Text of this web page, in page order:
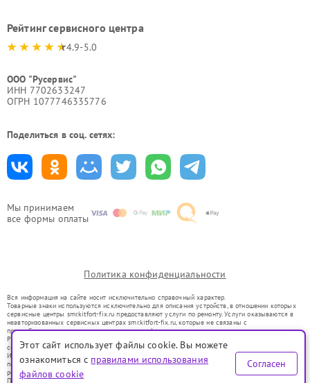
Мы принимаем
все формы оплаты
Рейтинг сервисного центра
4.9-5.0
ООО "Русервис"
ИНН 7702633247
ОГРН 1077746335776
Поделиться в соц. сетях:
Политика конфиденциальности
Вся информация на сайте носит исключительно справочный характер.
Товарные знаки используются исключительно для описания устройств, в отношении которых
сервисные центры smr.kitfort-fix.ru предоставляют услуги по ремонту. Услуги оказываются в
неавторизованных сервисных центрах smr.kitfort-fix.ru, которые не связаны с
правообладателями товарных знаков или их официальными представителями.
Ремонт осуществляется для устройств, уже введенных в гражданский оборот в соответствии
со статьей 1487 ГК РФ.
Использование товарных знаков не преследует цели индивидуализации услуг или введения
потребителей в заблуждение, а служит для информирования о предоставляемых услугах по
ремонту техники указанных брендов.
Представленная на сайте информация не является публичной офертой, определяемой
Этот сайт использует файлы cookie. Вы можете
ознакомиться с правилами использования
файлов cookie
Согласен